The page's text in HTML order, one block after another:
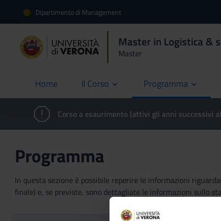
Dipartimento di Management
Master in Logistica &
Master
Home
current Il Corso Programma
Corso a esaurimento (attivi gli anni successivi
Programma
In questa sezione è possibile reperire le informazioni
finale) e, se previste, sono dettagliate le informazioni sullo